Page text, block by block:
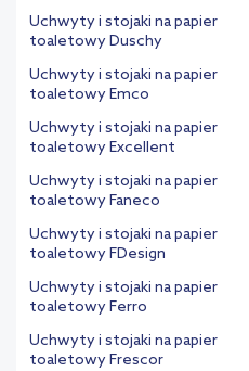
Uchwyty i stojaki na papier
toaletowy Duschy
Uchwyty i stojaki na papier
toaletowy Emco
Uchwyty i stojaki na papier
toaletowy Excellent
Uchwyty i stojaki na papier
toaletowy Faneco
Uchwyty i stojaki na papier
toaletowy FDesign
Uchwyty i stojaki na papier
toaletowy Ferro
Uchwyty i stojaki na papier
toaletowy Frescor